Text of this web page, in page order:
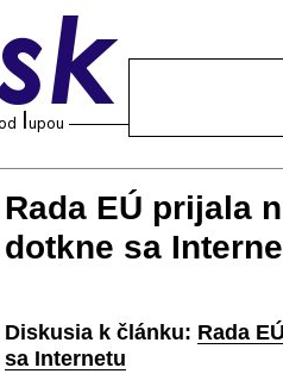
Rada EÚ prijala
dotkne sa
Diskusia k článku: Rada
sa Internetu